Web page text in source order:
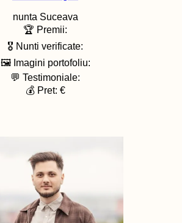
nunta Suceava
🏆 Premii:
🎖️ Nunti verificate:
🖼️ Imagini portofoliu:
💬 Testimoniale:
💰 Pret: €